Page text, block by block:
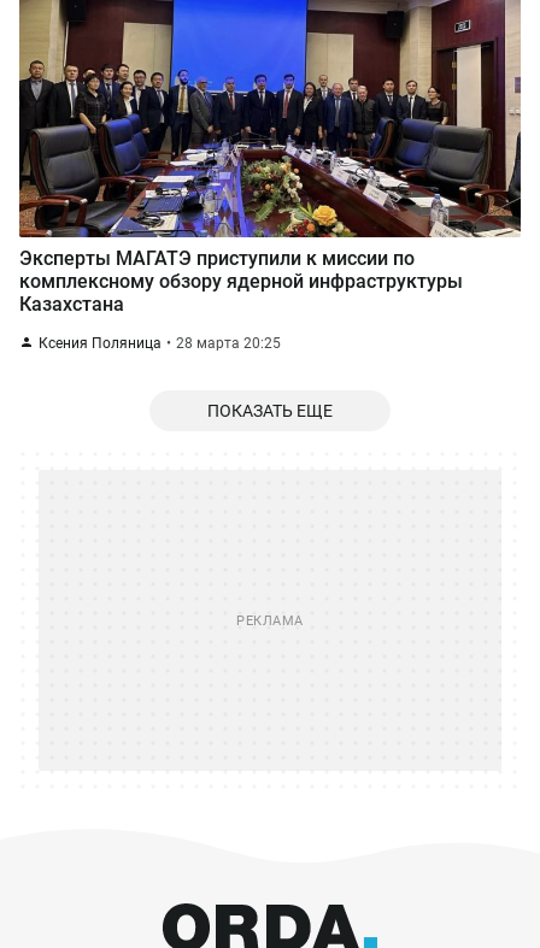
Эксперты МАГАТЭ приступили к миссии по
комплексному обзору ядерной инфраструктуры
Казахстана
Ксения Поляница 28 марта 20:25
ПОКАЗАТЬ ЕЩЕ